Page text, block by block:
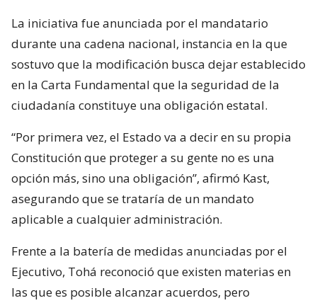
La iniciativa fue anunciada por el mandatario
durante una cadena nacional, instancia en la que
sostuvo que la modificación busca dejar establecido
en la Carta Fundamental que la seguridad de la
ciudadanía constituye una obligación estatal.
“Por primera vez, el Estado va a decir en su propia
Constitución que proteger a su gente no es una
opción más, sino una obligación”, afirmó Kast,
asegurando que se trataría de un mandato
aplicable a cualquier administración.
Frente a la batería de medidas anunciadas por el
Ejecutivo, Tohá reconoció que existen materias en
las que es posible alcanzar acuerdos, pero